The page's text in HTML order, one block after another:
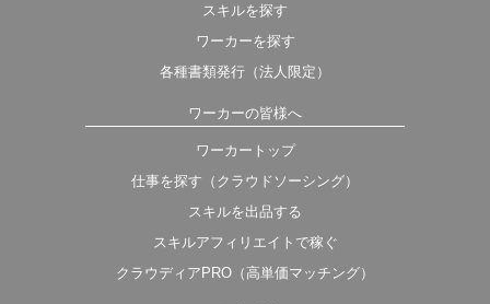
スキルを探す
ワーカーを探す
各種書類発行（法人限定）
ワーカーの皆様へ
ワーカートップ
仕事を探す（クラウドソーシング）
スキルを出品する
スキルアフィリエイトで稼ぐ
クラウディアPRO（高単価マッチング）